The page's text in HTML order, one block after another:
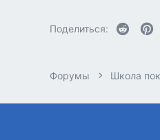
Поделиться: Reddit
Форумы Школа